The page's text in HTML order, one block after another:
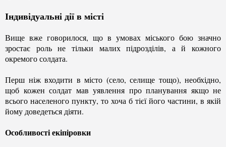
Індивідуальні дії в місті
Вище вже говорилося, що в умовах міського бою значно
зростає роль не тільки малих підрозділів, а й кожного
окремого солдата.
Перш ніж входити в місто (село, селище тощо), необхідно,
щоб кожен солдат мав уявлення про планування якщо не
всього населеного пункту, то хоча б тієї його частини, в якій
йому доведеться діяти.
Особливості екіпіровки